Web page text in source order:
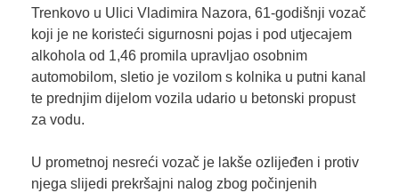
Trenkovo u Ulici Vladimira Nazora, 61-godišnji vozač
koji je ne koristeći sigurnosni pojas i pod utjecajem
alkohola od 1,46 promila upravljao osobnim
automobilom, sletio je vozilom s kolnika u putni kanal
te prednjim dijelom vozila udario u betonski propust
za vodu.
U prometnoj nesreći vozač je lakše ozlijeđen i protiv
njega slijedi prekršajni nalog zbog počinjenih